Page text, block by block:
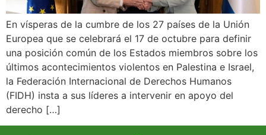
En vísperas de la cumbre de los 27 países de la Unión
Europea que se celebrará el 17 de octubre para definir
una posición común de los Estados miembros sobre los
últimos acontecimientos violentos en Palestina e Israel,
la Federación Internacional de Derechos Humanos
(FIDH) insta a sus líderes a intervenir en apoyo del
derecho […]